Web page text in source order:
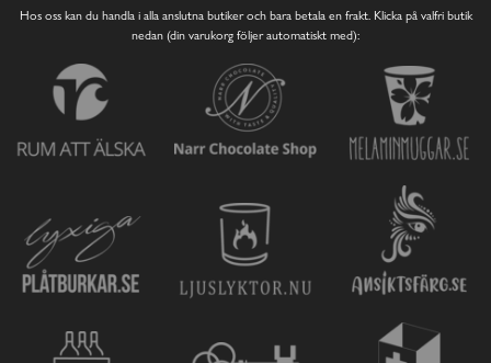
Hos oss kan du handla i alla anslutna butiker och bara betala en frakt. Klicka på valfri butik
nedan (din varukorg följer automatiskt med):